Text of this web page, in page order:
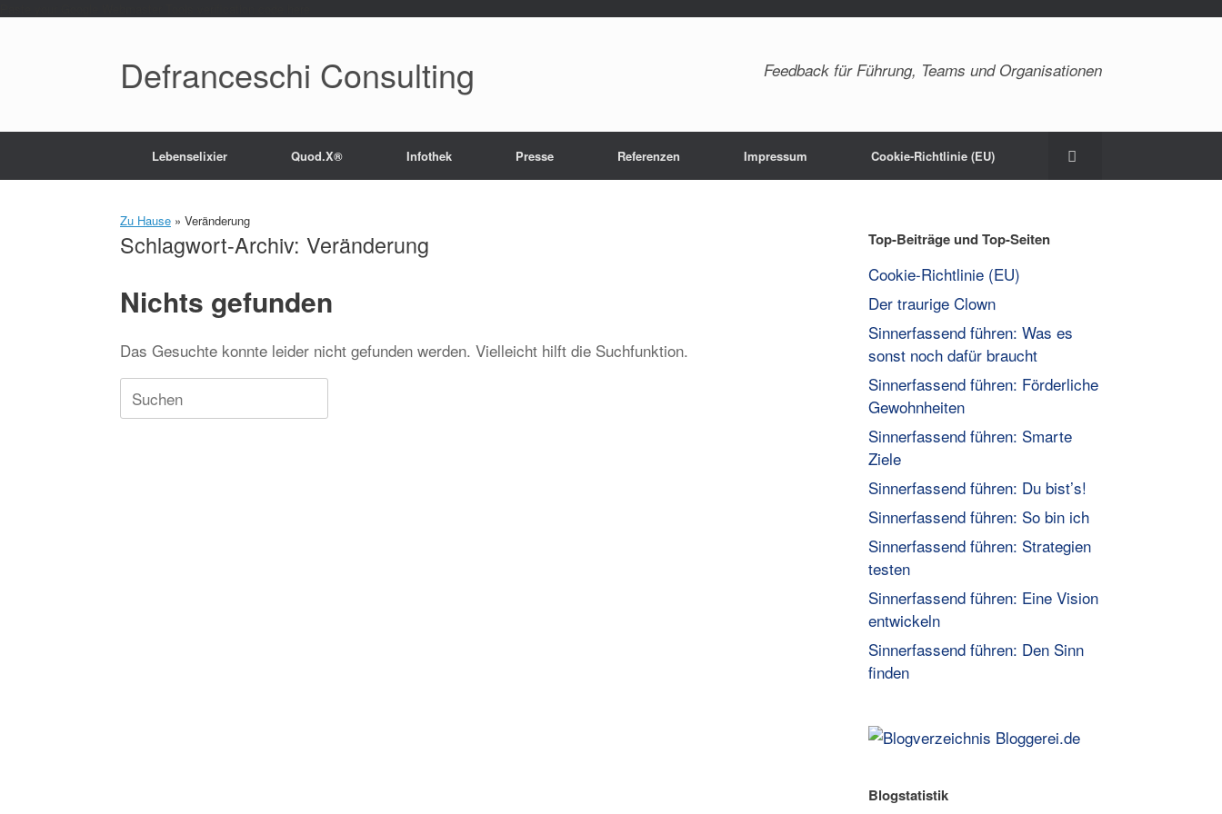
Defranceschi Consulting Feedback für Führung, Teams und Organisationen
Lebenselixier Quod.X® Infothek Presse Referenzen Impressum Cookie-Richtlinie (EU)
Zu Hause » Veränderung
Schlagwort-Archiv: Veränderung
Nichts gefunden
Das Gesuchte konnte leider nicht gefunden werden. Vielleicht hilft die Suchfunktion.
Top-Beiträge und Top-Seiten
Cookie-Richtlinie (EU)
Der traurige Clown
Sinnerfassend führen: Was es
sonst noch dafür braucht
Sinnerfassend führen: Förderliche
Gewohnheiten
Sinnerfassend führen: Smarte
Ziele
Sinnerfassend führen: Du bist’s!
Sinnerfassend führen: So bin ich
Sinnerfassend führen: Strategien
testen
Sinnerfassend führen: Eine Vision
entwickeln
Sinnerfassend führen: Den Sinn
finden
Blogstatistik